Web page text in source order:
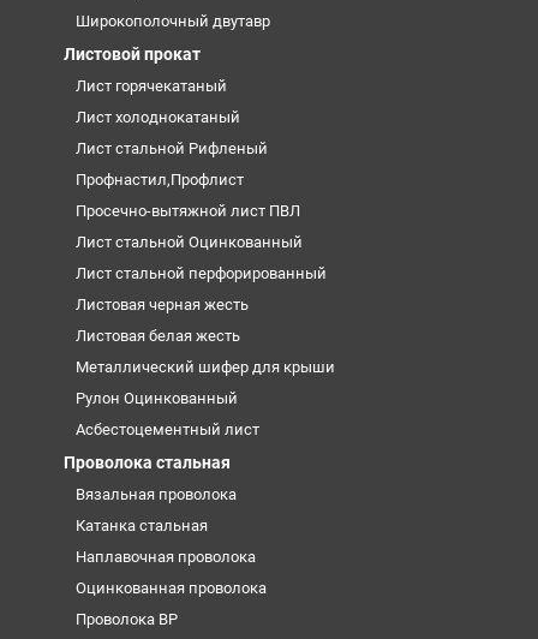
Широкополочный двутавр
Листовой прокат
Лист горячекатаный
Лист холоднокатаный
Лист стальной Рифленый
Профнастил,Профлист
Просечно-вытяжной лист ПВЛ
Лист стальной Оцинкованный
Лист стальной перфорированный
Листовая черная жесть
Листовая белая жесть
Металлический шифер для крыши
Рулон Оцинкованный
Асбестоцементный лист
Проволока стальная
Вязальная проволока
Катанка стальная
Наплавочная проволока
Оцинкованная проволока
Проволока ВР